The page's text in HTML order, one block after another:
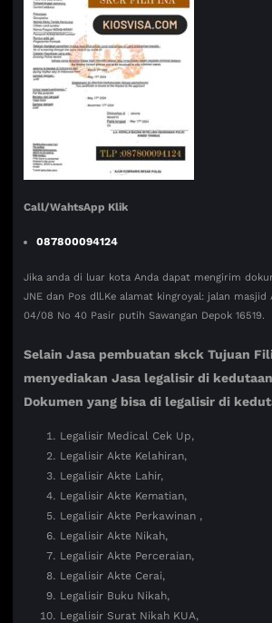
Call/WahtsApp Klik
087800094124
Jika anda di luar kota Anda dapat mengirim
JNE dan Pos dll.Ke alamat kingroyal: jalan masjid
04/08 No 40 Pasir putih Sawangan Depok 16519.
Selain Jasa pembuatan skck Tujuan
menyediakan Jasa legalisir di
Dokumen yang bisa di legalisir di
Legalisir Medical Cek Up,
Legalisir Akte Kelahiran,
Legalisir Akte Lahir,
Legalisir Akte Kematian,
Legalisir Akte Perkawinan ,
Legalisir Akte Nikah,
Legalisir Akte Perceraian,
Legalisir Akte Cerai,
Legalisir Buku Nikah,
Legalisir Surat Nikah KUA,